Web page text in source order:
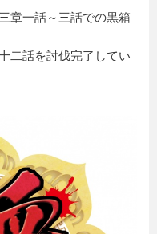
章一話～三話での黒箱
二話を討伐完了してい